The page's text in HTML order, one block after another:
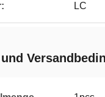
LC